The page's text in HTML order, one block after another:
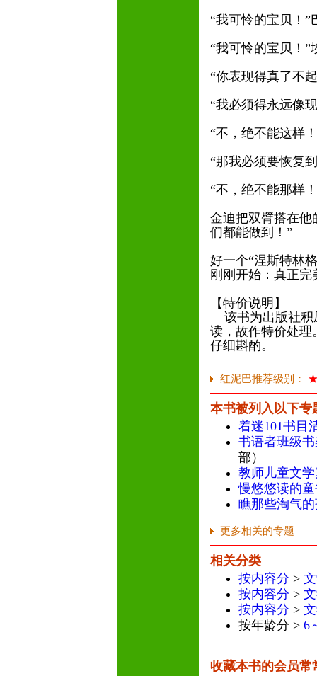
“我可怜的宝贝！
“我可怜的宝贝！
“你表现得真了不
“我必须得永远像
“不，绝不能这样
“那我必须要恢复
“不，绝不能那样
金迪把双臂搭在他
们都能做到！”
好一个“涅斯特林
刚刚开始：真正
【特价说明】
该书为出版社积
读，故作特价处理
仔细斟酌。
红泥巴推荐级别：
本书被列入以下专
着迷101书目
书语者班级
部）
教师儿童文
慢悠悠读的
瞧那些淘气
更多相关的专题
相关分类
按内容分 >
按内容分 >
按内容分 >
按年龄分 > 6
收藏本书的会员常